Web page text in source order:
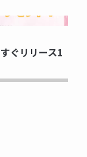
ぐリリース1